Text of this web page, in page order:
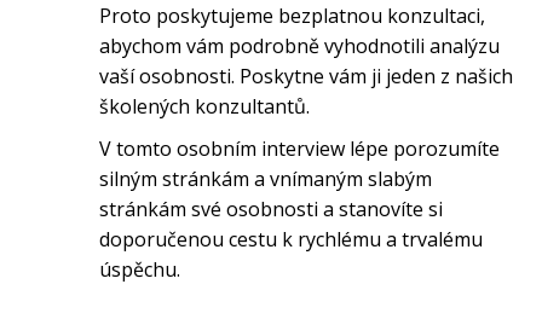
Proto poskytujeme bezplatnou konzultaci,
abychom vám podrobně vyhodnotili analýzu
vaší osobnosti. Poskytne vám ji jeden z našich
školených konzultantů.
V tomto osobním interview lépe porozumíte
silným stránkám a vnímaným slabým
stránkám své osobnosti a stanovíte si
doporučenou cestu k rychlému a trvalému
úspěchu.